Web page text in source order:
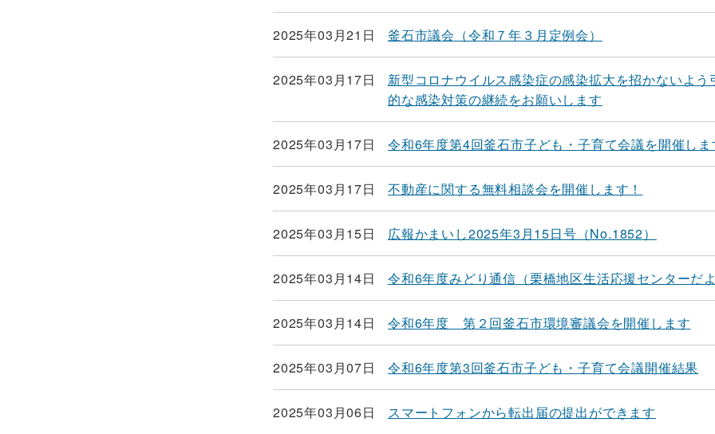
2025年03月21日 釜石市議会（令和７年３月定例会）
2025年03月17日
新型コロナウイルス感染症の感染拡大を招かないよう
的な感染対策の継続をお願いします
2025年03月17日 令和6年度第4回釜石市子ども・子育て会議を開催しま
2025年03月17日 不動産に関する無料相談会を開催します！
2025年03月15日 広報かまいし2025年3月15日号（No.1852）
2025年03月14日 令和6年度みどり通信（栗橋地区生活応援センターだよ
2025年03月14日 令和6年度 第２回釜石市環境審議会を開催します
2025年03月07日 令和6年度第3回釜石市子ども・子育て会議開催結果
2025年03月06日 スマートフォンから転出届の提出ができます